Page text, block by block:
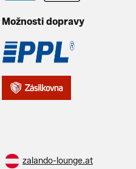
Možnosti dopravy
zalando-lounge.at